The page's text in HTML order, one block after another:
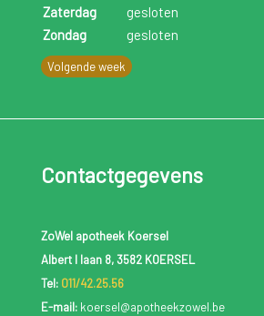
Zaterdag
gesloten
Zondag
gesloten
Volgende week
Contactgegevens
ZoWel apotheek Koersel
Albert I laan 8, 3582 KOERSEL
Tel: 011/42.25.56
E-mail: koersel@apotheekzowel.be